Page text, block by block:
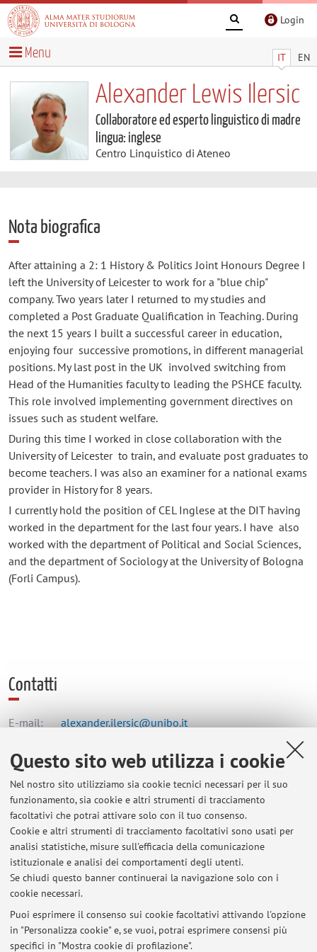
Questo sito web utilizza i cookie
Nel nostro sito utilizziamo sia cookie tecnici necessari per il suo
funzionamento, sia cookie e altri strumenti di tracciamento
facoltativi che potrai attivare solo con il tuo consenso.
Cookie e altri strumenti di tracciamento facoltativi sono usati per
analisi statistiche, misure sull'efficacia della comunicazione
istituzionale e analisi dei comportamenti degli utenti.
Se chiudi questo banner continuerai la navigazione solo con i
cookie necessari.
Puoi esprimere il consenso sui cookie facoltativi attivando l'opzione
in "Personalizza cookie" e, se vuoi, potrai esprimere consensi più
specifici in "Mostra cookie di profilazione".
Login
IT EN
Menu
Alexander Lewis Ilersic
Collaboratore ed esperto linguistico di madre
lingua: inglese
Centro Linguistico di Ateneo
Nota biografica
After attaining a 2: 1 History & Politics Joint Honours Degree I
left the University of Leicester to work for a "blue chip"
company. Two years later I returned to my studies and
completed a Post Graduate Qualification in Teaching. During
the next 15 years I built a successful career in education,
enjoying four successive promotions, in different managerial
positions. My last post in the UK involved switching from
Head of the Humanities faculty to leading the PSHCE faculty.
This role involved implementing government directives on
issues such as student welfare.
During this time I worked in close collaboration with the
University of Leicester to train, and evaluate post graduates to
become teachers. I was also an examiner for a national exams
provider in History for 8 years.
I currently hold the position of CEL Inglese at the DIT having
worked in the department for the last four years. I have also
worked with the department of Political and Social Sciences,
and the department of Sociology at the University of Bologna
(Forli Campus).
Contatti
E-mail: alexander.ilersic@unibo.it
Centro Linguistico di Ateneo
Via Lombardini 5, Forlì - Vai alla mappa
Orario di ricevimento
Martedi 10.00 -11.00
Ultimi avvisi